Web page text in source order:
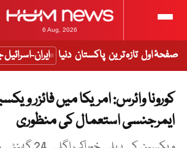
6 Aug, 2026
صفحۂ اول تازہ ترین پاکستان دنیا ایران-
کورونا وائرس: امریکا میں فائزر
ایمرجنسی استعمال کی منظوری